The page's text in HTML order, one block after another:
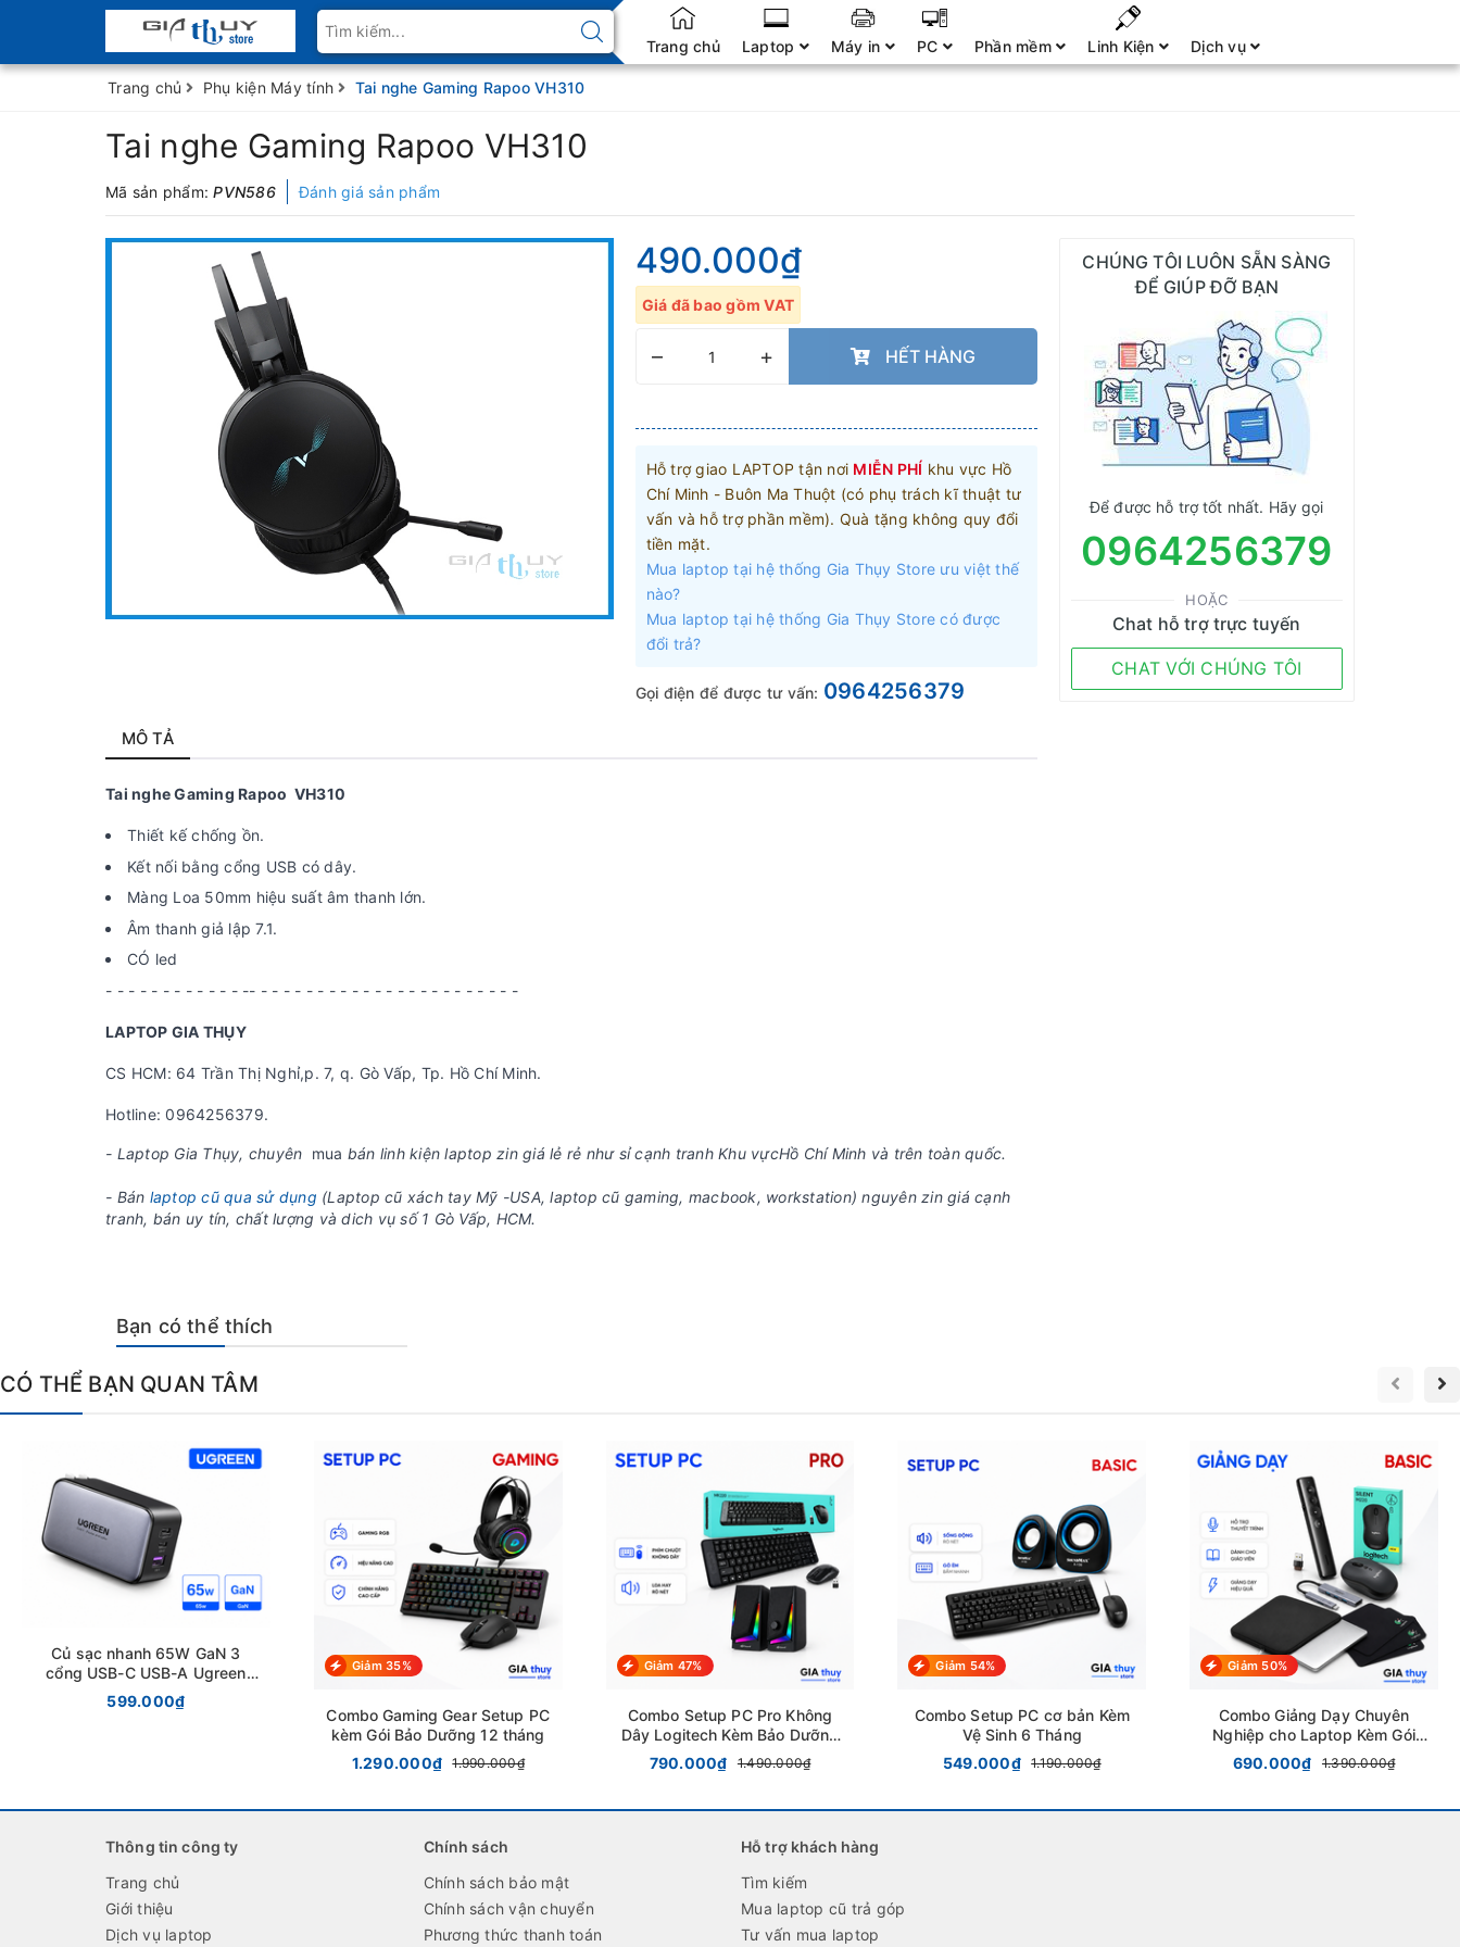
Trang chủ Laptop Máy in PC Phần mềm Linh Kiện Dịch vụ
Trang chủ Phụ kiện Máy tính Tai nghe Gaming Rapoo VH310
Tai nghe Gaming Rapoo VH310
Mã sản phẩm:PVN586 Đánh giá sản phẩm
490.000₫
Giá đã bao gồm VAT
– + HẾT HÀNG
Hỗ trợ giao LAPTOP tận nơi MIỄN PHÍ khu vực Hồ
Chí Minh - Buôn Ma Thuột (có phụ trách kĩ thuật tư
vấn và hỗ trợ phần mềm). Quà tặng không quy đổi
tiền mặt.
Mua laptop tại hệ thống Gia Thụy Store ưu việt thế
nào?
Mua laptop tại hệ thống Gia Thụy Store có được
đổi trả?
Gọi điện để được tư vấn: 0964256379
CHÚNG TÔI LUÔN SẴN SÀNG
ĐỂ GIÚP ĐỠ BẠN
Để được hỗ trợ tốt nhất. Hãy gọi
0964256379
HOẶC
Chat hỗ trợ trực tuyến
CHAT VỚI CHÚNG TÔI
MÔ TẢ
Tai nghe Gaming Rapoo VH310
Thiết kế chống ồn.
Kết nối bằng cổng USB có dây.
Màng Loa 50mm hiệu suất âm thanh lớn.
Âm thanh giả lập 7.1.
CÓ led
- - - - - - - - - - - - -- - - - - - - - - - - - - - - - - - - - - - - -
LAPTOP GIA THỤY
CS HCM: 64 Trần Thị Nghỉ,p. 7, q. Gò Vấp, Tp. Hồ Chí Minh.
Hotline: 0964256379.
- Laptop Gia Thụy, chuyên mua bán linh kiện laptop zin giá lẻ rẻ như sỉ cạnh tranh Khu vựcHồ Chí Minh và trên toàn quốc.
- Bán laptop cũ qua sử dụng (Laptop cũ xách tay Mỹ -USA, laptop cũ gaming, macbook, workstation) nguyên zin giá cạnh
tranh, bán uy tín, chất lượng và dich vụ số 1 Gò Vấp, HCM.
Bạn có thể thích
CÓ THỂ BẠN QUAN TÂM
Củ sạc nhanh 65W GaN 3
cổng USB-C USB-A Ugreen
10334 chính hãng
599.000₫
Giảm 35%
Combo Gaming Gear Setup PC
kèm Gói Bảo Dưỡng 12 tháng
1.290.000₫
1.990.000₫
Giảm 47%
Combo Setup PC Pro Không
Dây Logitech Kèm Bảo Dưỡng
6 Tháng
790.000₫ 1.490.000₫
Giảm 54%
Combo Setup PC cơ bản Kèm
Vệ Sinh 6 Tháng
549.000₫
1.190.000₫
Giảm 50%
Combo Giảng Dạy Chuyên
Nghiệp cho Laptop Kèm Gói
Bảo Dưỡng 12 Tháng
690.000₫ 1.390.000₫
Thông tin công ty
Trang chủ
Giới thiệu
Dịch vụ laptop
Chính sách
Chính sách bảo mật
Chính sách vận chuyển
Phương thức thanh toán
Hỗ trợ khách hàng
Tìm kiếm
Mua laptop cũ trả góp
Tư vấn mua laptop